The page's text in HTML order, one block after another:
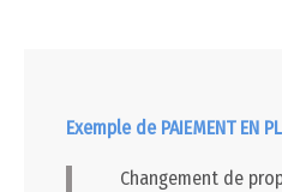
Exemple de PAIEMENT EN
Changement de